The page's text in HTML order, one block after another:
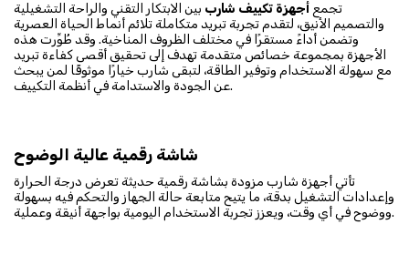
تجمع أجهزة تكييف شارب بين الابتكار التقني والراحة التشغيلية
والتصميم الأنيق، لتقدم تجربة تبريد متكاملة تلائم أنماط الحياة العصرية
وتضمن أداءً مستقرًا في مختلف الظروف المناخية. وقد طُوِّرت هذه
الأجهزة بمجموعة خصائص متقدمة تهدف إلى تحقيق أقصى كفاءة تبريد
مع سهولة الاستخدام وتوفير الطاقة، لتبقى شارب خيارًا موثوقًا لمن يبحث
عن الجودة والاستدامة في أنظمة التكييف.
شاشة رقمية عالية الوضوح
تأتي أجهزة شارب مزودة بشاشة رقمية حديثة تعرض درجة الحرارة
وإعدادات التشغيل بدقة، ما يتيح متابعة حالة الجهاز والتحكم فيه بسهولة
ووضوح في أي وقت، ويعزز تجربة الاستخدام اليومية بواجهة أنيقة وعملية.